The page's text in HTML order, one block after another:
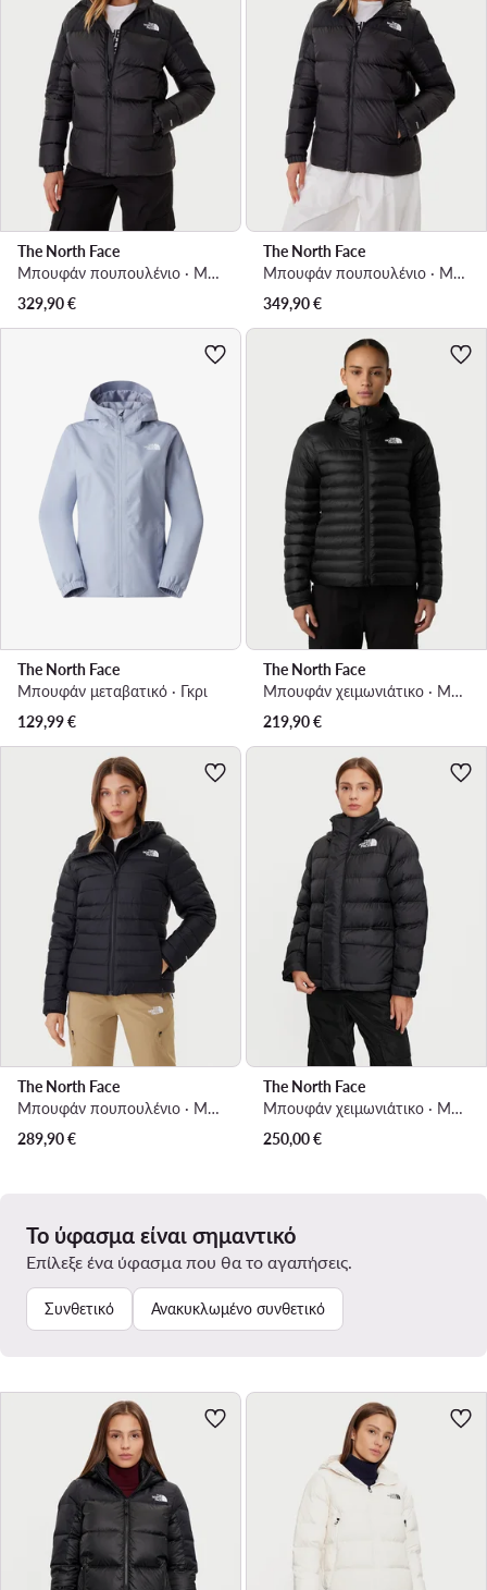
The North Face
Μπουφάν πουπουλένιο · Μαύρο
329,90€
The North Face
Μπουφάν πουπουλένιο · Μαύρο
349,90€
The North Face
Μπουφάν μεταβατικό · Γκρι
129,99€
The North Face
Μπουφάν χειμωνιάτικο · Μαύρο
219,90€
The North Face
Μπουφάν πουπουλένιο · Μαύρο
289,90€
The North Face
Μπουφάν χειμωνιάτικο · Μαύρο
250,00€
Το ύφασμα είναι σημαντικό
Επίλεξε ένα ύφασμα που θα το αγαπήσεις.
Συνθετικό Ανακυκλωμένο συνθετικό